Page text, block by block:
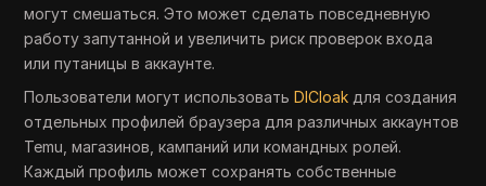
могут смешаться. Это может сделать повседневную
работу запутанной и увеличить риск проверок входа
или путаницы в аккаунте.
Пользователи могут использоватьDICloak для создания
отдельных профилей браузера для различных аккаунтов
Temu, магазинов, кампаний или командных ролей.
Каждый профиль может сохранять собственные